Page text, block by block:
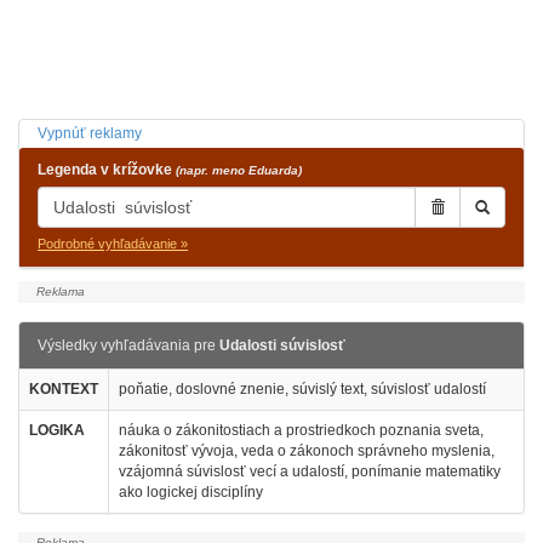
Vypnúť reklamy
Legenda v krížovke (napr. meno Eduarda)
Podrobné vyhľadávanie »
Výsledky vyhľadávania pre Udalosti súvislosť
KONTEXT poňatie, doslovné znenie, súvislý text, súvislosť udalostí
LOGIKA
náuka o zákonitostiach a prostriedkoch poznania sveta,
zákonitosť vývoja, veda o zákonoch správneho myslenia,
vzájomná súvislosť vecí a udalostí, ponímanie matematiky
ako logickej disciplíny